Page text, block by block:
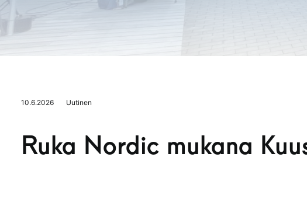
10.6.2026 Uutinen
Ruka Nordic mukana